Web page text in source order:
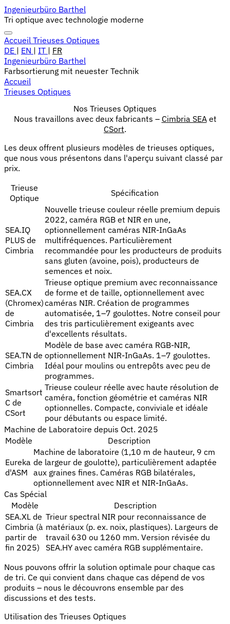
Ingenieurbüro Barthel
Tri optique avec technologie moderne
Accueil Trieuses Optiques
DE | EN | IT | FR
Ingenieurbüro Barthel
Farbsortierung mit neuester Technik
Accueil
Trieuses Optiques
Nos Trieuses Optiques
Nous travaillons avec deux fabricants – Cimbria SEAet
CSort.
Les deux offrent plusieurs modèles de trieuses optiques,
que nous vous présentons dans l'aperçu suivant classé par
prix.
Trieuse
Optique
Spécification
SEA.IQ
PLUS de
Cimbria
Nouvelle trieuse couleur réelle premium depuis
2022, caméra RGB et NIR en une,
optionnellement caméras NIR-InGaAs
multifréquences. Particulièrement
recommandée pour les producteurs de produits
sans gluten (avoine, pois), producteurs de
semences et noix.
SEA.CX
(Chromex)
de
Cimbria
Trieuse optique premium avec reconnaissance
de forme et de taille, optionnellement avec
caméras NIR. Création de programmes
automatisée, 1–7 goulottes. Notre conseil pour
des tris particulièrement exigeants avec
d'excellents résultats.
SEA.TN de
Cimbria
Modèle de base avec caméra RGB-NIR,
optionnellement NIR-InGaAs. 1–7 goulottes.
Idéal pour moulins ou entrepôts avec peu de
programmes.
Smartsort
C de
CSort
Trieuse couleur réelle avec haute résolution de
caméra, fonction géométrie et caméras NIR
optionnelles. Compacte, conviviale et idéale
pour débutants ou espace limité.
Machine de Laboratoire depuis Oct. 2025
Modèle
Description
Eureka
d'ASM
Machine de laboratoire (1,10 m de hauteur, 9 cm
de largeur de goulotte), particulièrement adaptée
aux graines fines. Caméras RGB bilatérales,
optionnellement avec NIR et NIR-InGaAs.
Cas Spécial
Modèle
Description
SEA.XL de
Cimbria (à
partir de
fin 2025)
Trieur spectral NIR pour reconnaissance de
matériaux (p. ex. noix, plastiques). Largeurs de
travail 630 ou 1260 mm. Version révisée du
SEA.HY avec caméra RGB supplémentaire.
Nous pouvons offrir la solution optimale pour chaque cas
de tri. Ce qui convient dans chaque cas dépend de vos
produits – nous le découvrons ensemble par des
discussions et des tests.
Utilisation des Trieuses Optiques